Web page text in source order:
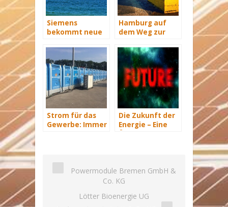
Siemens
bekommt neue
Schiffe
Hamburg auf
dem Weg zur
Hauptstadt
Strom für das
Gewerbe: Immer
Die Zukunft der
Energie – Eine
Powermodule Bremen GmbH &
Co. KG
Lötter Bioenergie UG